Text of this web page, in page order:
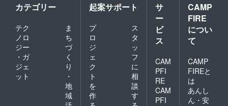
カテゴリー
テク
ノロ
ジー
・ガ
ジェ
ット
ま
ち
づ
く
り
・
地
域
起案サポート
プ
ロ
ジ
ェ
ク
ト
を
作
ス
タ
ッ
フ
に
相
談
す
サ
ー
ビ
ス
CAM
PFI
RE
CAM
PFI
CAMP
FIRE
につい
て
CAMP
FIREと
は
あんし
ん・安